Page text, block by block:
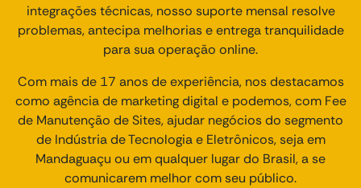
integrações técnicas, nosso suporte mensal resolve
problemas, antecipa melhorias e entrega tranquilidade
para sua operação online.
Com mais de 17 anos de experiência, nos destacamos
como agência de marketing digital e podemos, com Fee
de Manutenção de Sites, ajudar negócios do segmento
de Indústria de Tecnologia e Eletrônicos, seja em
Mandaguaçu ou em qualquer lugar do Brasil, a se
comunicarem melhor com seu público.